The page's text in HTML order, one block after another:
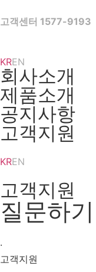
to
고객센터 1577-9193
KREN
회사소개
제품소개
공지사항
고객지원
KREN
고객지원
질문하기
·
고객지원